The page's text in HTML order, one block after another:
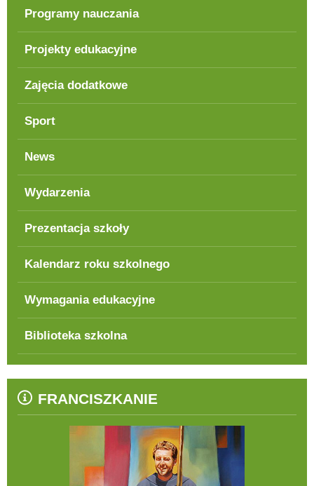
Programy nauczania
Projekty edukacyjne
Zajęcia dodatkowe
Sport
News
Wydarzenia
Prezentacja szkoły
Kalendarz roku szkolnego
Wymagania edukacyjne
Biblioteka szkolna
FRANCISZKANIE